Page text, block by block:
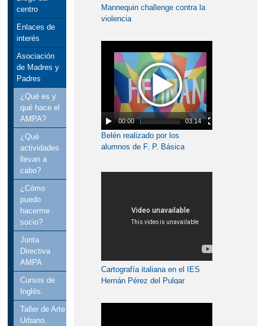
centro
Enlaces de
interés
Asociación
de Madres y
Padres
¿Qué es y
qué hace el
AMPA?
¿Qué
actividades
llevan a
cabo?
¿Cómo
puedo
hacerme
socio?
Junta
Directiva
AMPA
Cursos de
Inglés.
Taller de Arte
Urbano.
Mannequin challenge contra la
violencia
00:00 03:14
Belén realizado por los
alumnos de F. P. Básica
Cartografía italiana en el IES
Hernán Pérez del Pulgar